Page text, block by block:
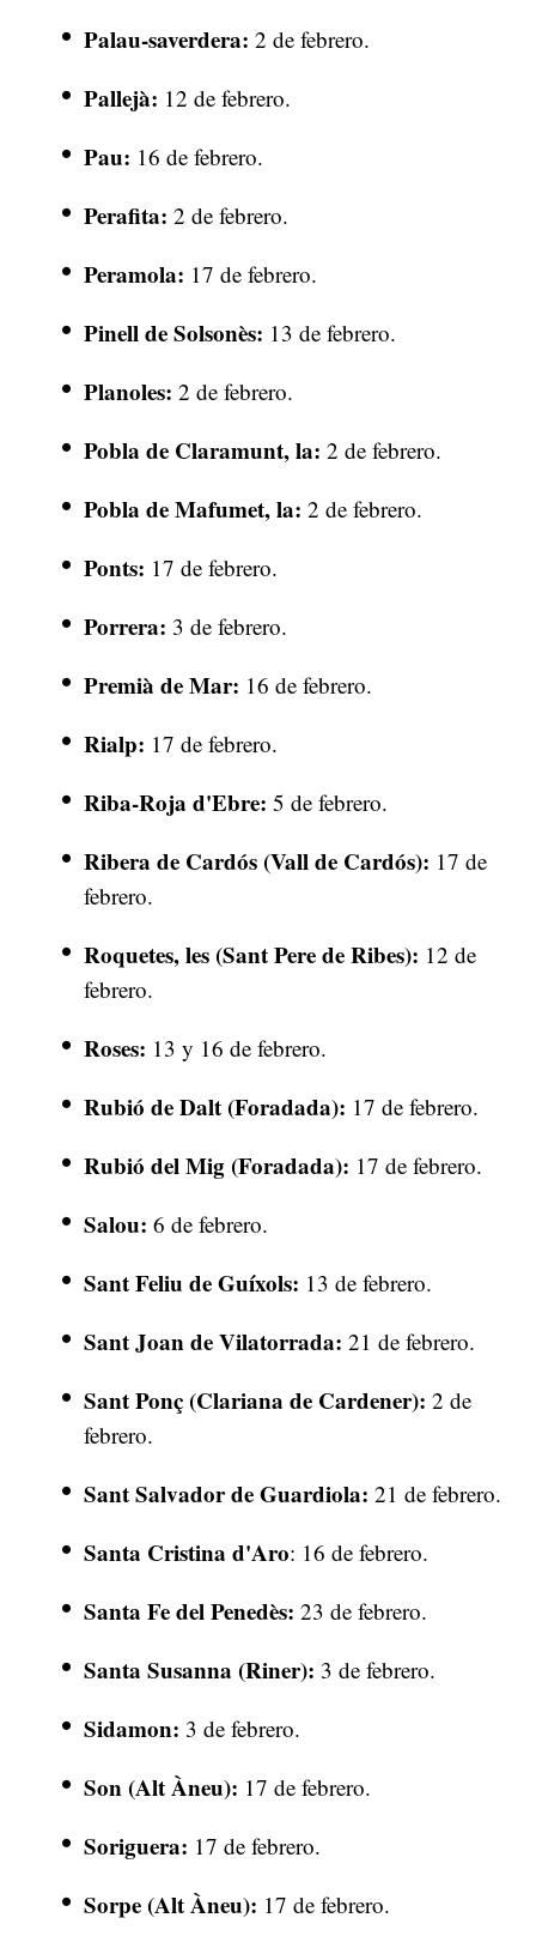
Palau-saverdera: 2 de febrero.
Pallejà: 12 de febrero.
Pau: 16 de febrero.
Perafita: 2 de febrero.
Peramola: 17 de febrero.
Pinell de Solsonès: 13 de febrero.
Planoles: 2 de febrero.
Pobla de Claramunt, la: 2 de febrero.
Pobla de Mafumet, la: 2 de febrero.
Ponts: 17 de febrero.
Porrera: 3 de febrero.
Premià de Mar: 16 de febrero.
Rialp: 17 de febrero.
Riba-Roja d'Ebre: 5 de febrero.
Ribera de Cardós (Vall de Cardós): 17 de
febrero.
Roquetes, les (Sant Pere de Ribes): 12 de
febrero.
Roses: 13 y 16 de febrero.
Rubió de Dalt (Foradada): 17 de febrero.
Rubió del Mig (Foradada): 17 de febrero.
Salou: 6 de febrero.
Sant Feliu de Guíxols: 13 de febrero.
Sant Joan de Vilatorrada: 21 de febrero.
Sant Ponç (Clariana de Cardener): 2 de
febrero.
Sant Salvador de Guardiola: 21 de febrero.
Santa Cristina d'Aro: 16 de febrero.
Santa Fe del Penedès: 23 de febrero.
Santa Susanna (Riner): 3 de febrero.
Sidamon: 3 de febrero.
Son (Alt Àneu): 17 de febrero.
Soriguera: 17 de febrero.
Sorpe (Alt Àneu): 17 de febrero.